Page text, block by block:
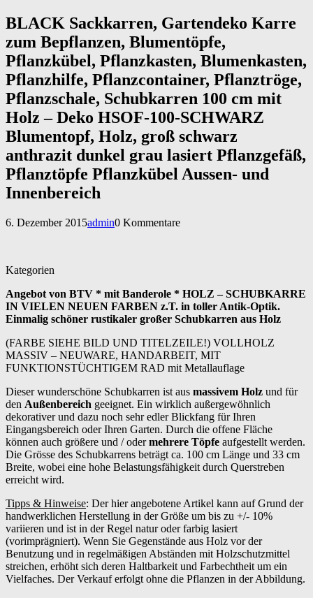
BLACK Sackkarren, Gartendeko Karre
zum Bepflanzen, Blumentöpfe,
Pflanzkübel, Pflanzkasten, Blumenkasten,
Pflanzhilfe, Pflanzcontainer, Pflanztröge,
Pflanzschale, Schubkarren 100 cm mit
Holz – Deko HSOF-100-SCHWARZ
Blumentopf, Holz, groß schwarz
anthrazit dunkel grau lasiert Pflanzgefäß,
Pflanztöpfe Pflanzkübel Aussen- und
Innenbereich
6. Dezember 2015admin0 Kommentare
Kategorien
Angebot von BTV * mit Banderole * HOLZ – SCHUBKARRE
IN VIELEN NEUEN FARBEN z.T. in toller Antik-Optik.
Einmalig schöner rustikaler großer Schubkarren aus Holz
(FARBE SIEHE BILD UND TITELZEILE!) VOLLHOLZ
MASSIV – NEUWARE, HANDARBEIT, MIT
FUNKTIONSTÜCHTIGEM RAD mit Metallauflage
Dieser wunderschöne Schubkarren ist aus massivem Holz und für
den Außenbereich geeignet. Ein wirklich außergewöhnlich
dekorativer und dazu noch sehr edler Blickfang für Ihren
Eingangsbereich oder Ihren Garten. Durch die offene Fläche
können auch größere und / odermehrere Töpfe aufgestellt werden.
Die Grösse des Schubkarrens beträgt ca. 100 cm Länge und 33 cm
Breite, wobei eine hohe Belastungsfähigkeit durch Querstreben
erreicht wird.
Tipps & Hinweise: Der hier angebotene Artikel kann auf Grund der
handwerklichen Herstellung in der Größe um bis zu +/- 10%
variieren und ist in der Regel natur oder farbig lasiert
(vorimprägniert). Wenn Sie Gegenstände aus Holz vor der
Benutzung und in regelmäßigen Abständen mit Holzschutzmittel
streichen, erhöht sich deren Haltbarkeit und Farbechtheit um ein
Vielfaches. Der Verkauf erfolgt ohne die Pflanzen in der Abbildung.